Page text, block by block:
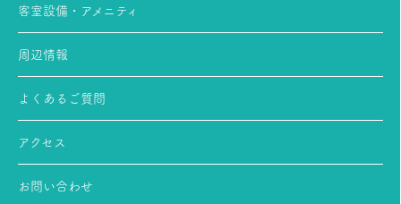
客室設備・アメニティ
周辺情報
よくあるご質問
アクセス
お問い合わせ